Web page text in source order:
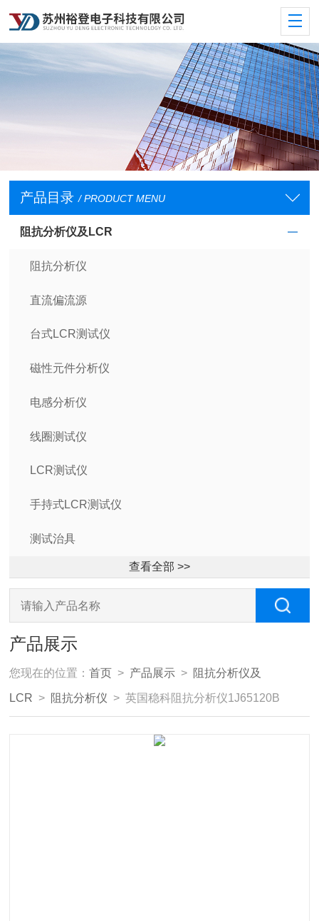
产品目录 / PRODUCT MENU
阻抗分析仪及LCR
阻抗分析仪
直流偏流源
台式LCR测试仪
磁性元件分析仪
电感分析仪
线圈测试仪
LCR测试仪
手持式LCR测试仪
测试治具
查看全部 >>
产品展示
您现在的位置：首页 > 产品展示 > 阻抗分析仪及
LCR > 阻抗分析仪 > 英国稳科阻抗分析仪1J65120B